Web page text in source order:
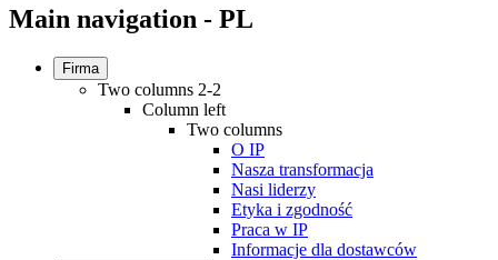
Main navigation - PL
Firma
Two columns 2-2
Column left
Two columns
O IP
Nasza transformacja
Nasi liderzy
Etyka i zgodność
Praca w IP
Informacje dla dostawców